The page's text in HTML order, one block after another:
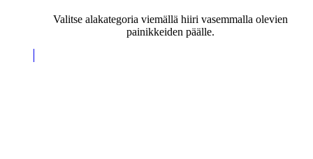
Valitse alakategoria viemällä hiiri vasemmalla olevien
painikkeiden päälle.